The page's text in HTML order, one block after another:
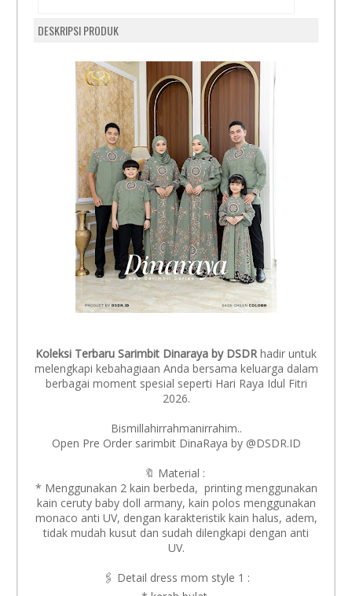
DESKRIPSI PRODUK
Koleksi Terbaru Sarimbit Dinaraya by DSDRhadir untuk
melengkapi kebahagiaan Anda bersama keluarga dalam
berbagai moment spesial seperti Hari Raya Idul Fitri
2026.
Bismillahirrahmanirrahim..
Open Pre Order sarimbit DinaRaya by @DSDR.ID
🔖 Material :
* Menggunakan 2 kain berbeda, printing menggunakan
kain ceruty baby doll armany, kain polos menggunakan
monaco anti UV, dengan karakteristik kain halus, adem,
tidak mudah kusut dan sudah dilengkapi dengan anti
UV.
🖇️ Detail dress mom style 1 :